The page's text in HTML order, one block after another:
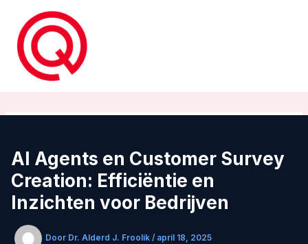
inhoud
AI Agents en Customer Survey
Creation: Efficiëntie en
Inzichten voor Bedrijven
Door Dr. Alderd J. Froolik / april 18, 2025